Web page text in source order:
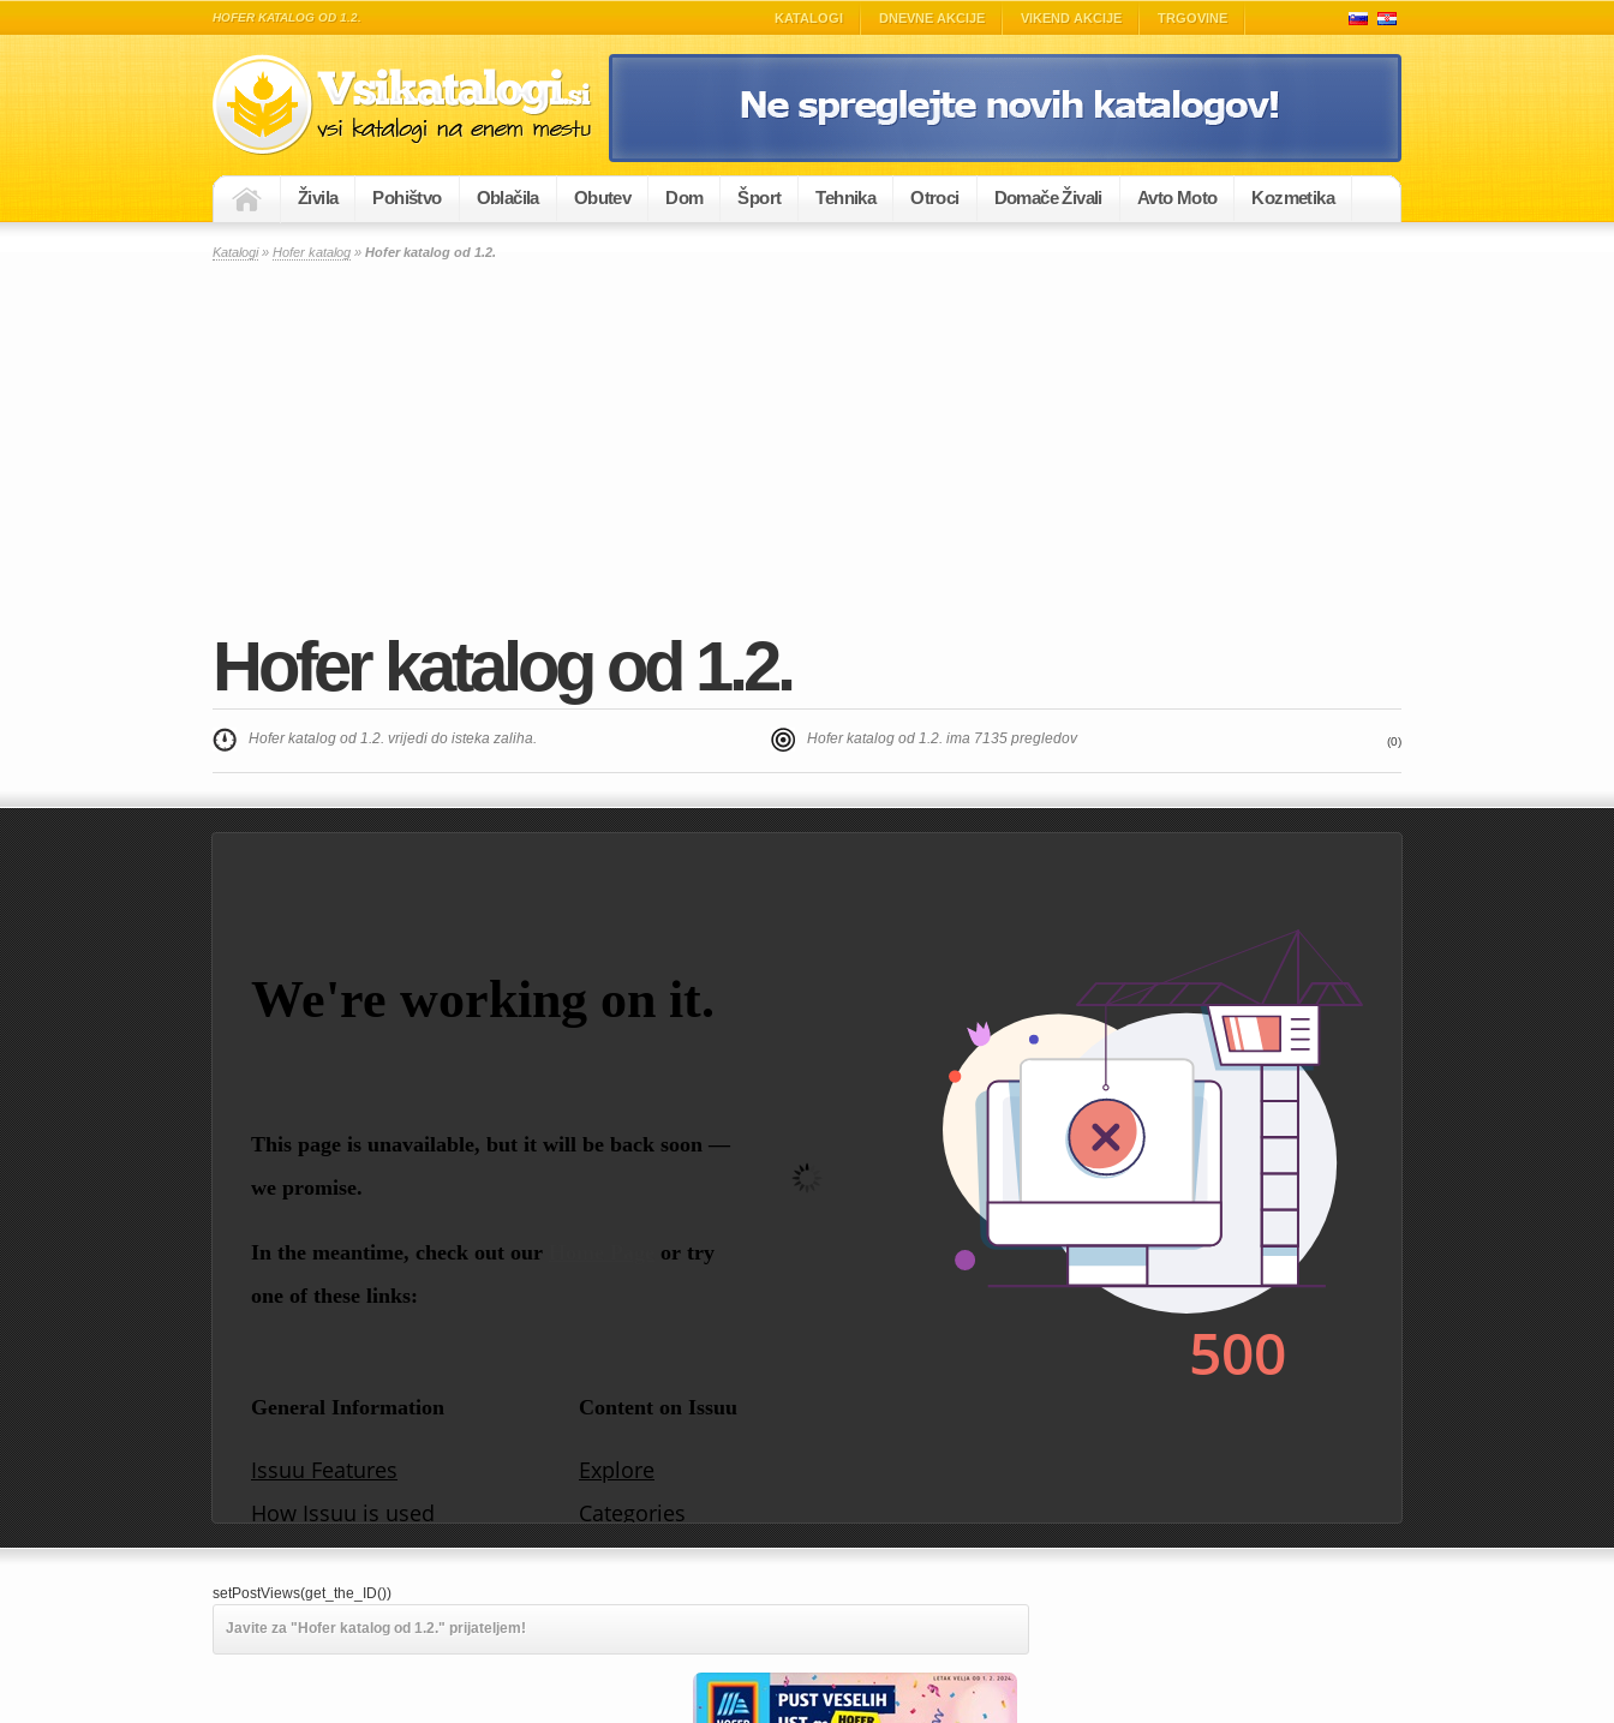
HOFER KATALOG OD 1.2. KATALOGI DNEVNE AKCIJE VIKEND AKCIJE TRGOVINE
Živila Pohištvo Oblačila Obutev Dom Šport Tehnika Otroci Domače Živali Avto Moto Kozmetika
Katalogi» Hofer katalog » Hofer katalog od 1.2.
Hofer katalog od 1.2.
Hofer katalog od 1.2. vrijedi do isteka zaliha. Hofer katalog od 1.2. ima 7135 pregledov (0)
setPostViews(get_the_ID())
Javite za "Hofer katalog od 1.2." prijateljem!